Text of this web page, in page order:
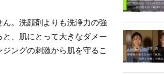
。洗顔剤よりも洗浄力の強
、肌にとって大きなダメー
ングの刺激から肌を守るこ